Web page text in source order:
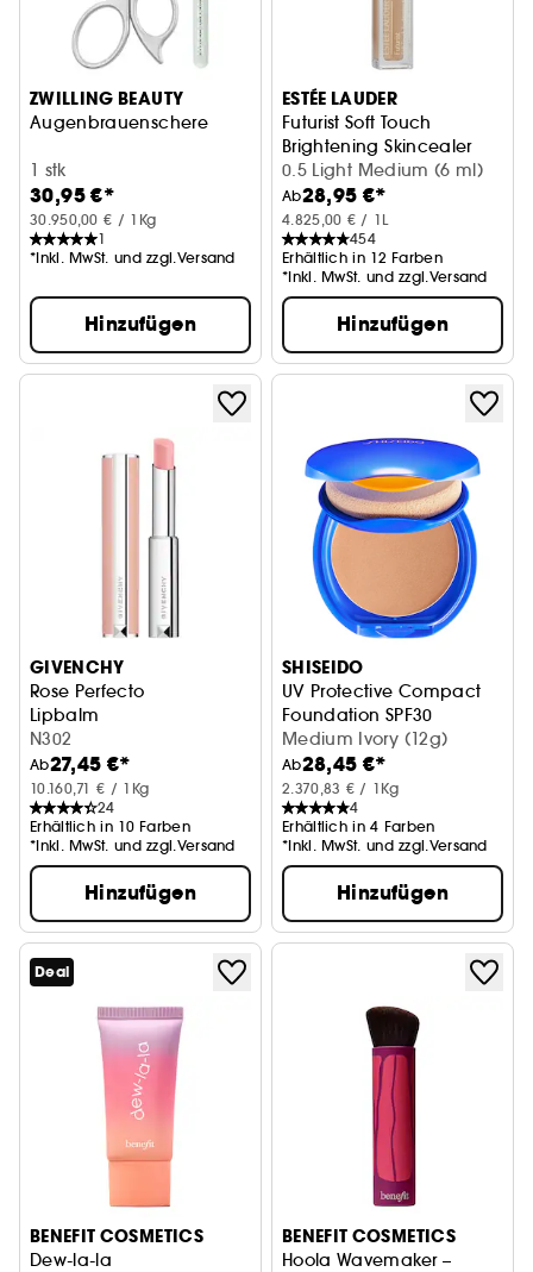
ZWILLING BEAUTY
Augenbrauenschere
1 stk
30,95 €*
30.950,00 € / 1Kg
1
*Inkl. MwSt. und zzgl.Versand
Hinzufügen
ESTÉE LAUDER
Futurist Soft Touch
Brightening Skincealer
Concealer
0.5 Light Medium (6 ml)
Ab28,95 €*
4.825,00 € / 1L
454
Erhältlich in 12 Farben
*Inkl. MwSt. und zzgl.Versand
Hinzufügen
GIVENCHY
Rose Perfecto
Lipbalm
N302
Ab27,45 €*
10.160,71 € / 1Kg
24
Erhältlich in 10 Farben
*Inkl. MwSt. und zzgl.Versand
Hinzufügen
SHISEIDO
UV Protective Compact
Foundation SPF30
Medium Ivory (12g)
Ab28,45 €*
2.370,83 € / 1Kg
4
Erhältlich in 4 Farben
*Inkl. MwSt. und zzgl.Versand
Hinzufügen
Deal
BENEFIT COSMETICS
Dew-la-la
BENEFIT COSMETICS
Hoola Wavemaker –